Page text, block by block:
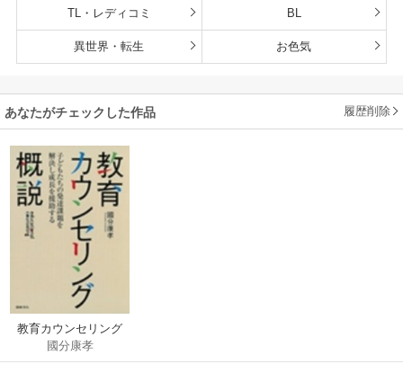
TL・レディコミ BL
異世界・転生 お色気
あなたがチェックした作品 履歴削除
教育カウンセリング
概説 : 子どもたちの発
達課題を解決し成長
國分康孝